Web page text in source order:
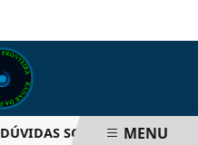
SOBRE AUMENTO
MENU